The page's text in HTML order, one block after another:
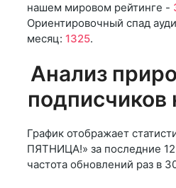
нашем мировом рейтинге -
Ориентировочный спад
месяц: 1325.
Анализ
подписчиков
График отображает
ПЯТНИЦА!» за последние
частота обновлений раз в